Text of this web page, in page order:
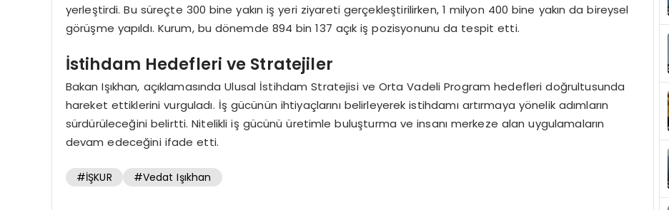
yerleştirdi. Bu süreçte 300 bine yakın iş yeri ziyareti gerçekleştirilirken, 1 milyon 400 bine yakın da bireysel
görüşme yapıldı. Kurum, bu dönemde 894 bin 137 açık iş pozisyonunu da tespit etti.
İstihdam Hedefleri ve Stratejiler
Bakan Işıkhan, açıklamasında Ulusal İstihdam Stratejisi ve Orta Vadeli Program hedefleri doğrultusunda
hareket ettiklerini vurguladı. İş gücünün ihtiyaçlarını belirleyerek istihdamı artırmaya yönelik adımların
sürdürüleceğini belirtti. Nitelikli iş gücünü üretimle buluşturma ve insanı merkeze alan uygulamaların
devam edeceğini ifade etti.
#İŞKUR #Vedat Işıkhan